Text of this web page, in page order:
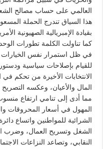
العالمي على حساب مصالح
هذا السياق تندرج الحملة
بقيادة الإمبريالية الصهيونية
كما تناولت الكلمة تطورات
في ظل استمرار نفس الخيارات
للقيام بإصلاحات سياسية
الانتخابات الأخيرة من تحكم
مما أدى إلى تنامي ارتفاع
المهول في أسعار المحروقات
الشرائية للمواطنين واتساع
الشغل وتسريح العمال، وضرب
النقابي، وتصاعد النزاعات